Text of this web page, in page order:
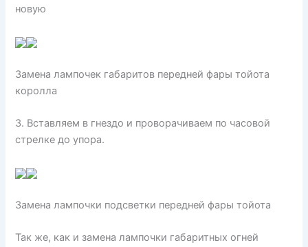
новую
Замена лампочек габаритов передней фары тойота
королла
3. Вставляем в гнездо и проворачиваем по часовой
стрелке до упора.
Замена лампочки подсветки передней фары тойота
Так же, как и замена лампочки габаритных огней